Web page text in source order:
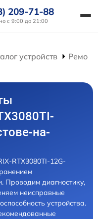
209-71-88
с 9:00 до 21:00
устройств
на-
RTX3080TI-12G-
Проводим диагностику,
неисправные
устройства.